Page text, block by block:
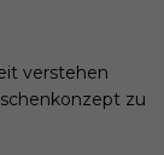
verstehen
zu